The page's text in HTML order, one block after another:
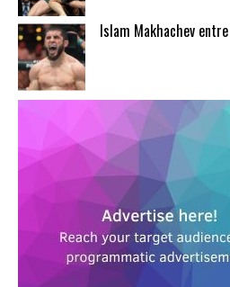
Islam Makhachev entre